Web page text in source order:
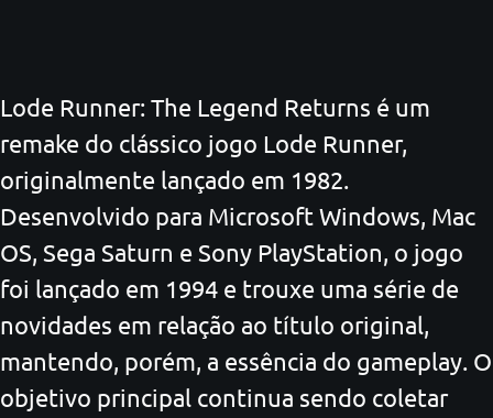
Lode Runner: The Legend Returns é um
remake do clássico jogo Lode Runner,
originalmente lançado em 1982.
Desenvolvido para Microsoft Windows, Mac
OS, Sega Saturn e Sony PlayStation, o jogo
foi lançado em 1994 e trouxe uma série de
novidades em relação ao título original,
mantendo, porém, a essência do gameplay. O
objetivo principal continua sendo coletar